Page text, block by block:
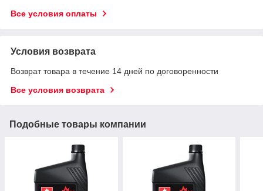
Все условия оплаты
Условия возврата
Возврат товара в течение 14 дней по договоренности
Все условия возврата
Подобные товары компании